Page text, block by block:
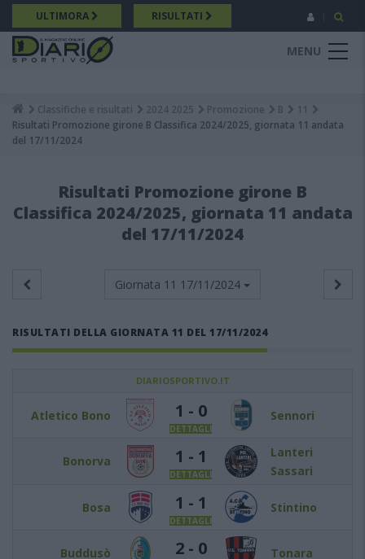
Salta
al
contenuto
principale
ULTIMORA RISULTATI
MENU
Breadcrumb
Classifiche e risultati 2024 2025 Promozione B
11
Risultati Promozione girone B Classifica 2024/2025, giornata 11 andata
del 17/11/2024
Risultati Promozione girone B
Classifica 2024/2025, giornata 11 andata
del 17/11/2024
Giornata 11 17/11/2024
RISULTATI DELLA GIORNATA 11 DEL 17/11/2024
DIARIOSPORTIVO.IT
Atletico Bono 1 - 0
DETTAGLI
Sennori
Bonorva 1 - 1
DETTAGLI
Lanteri
Sassari
Bosa 1 - 1
DETTAGLI
Stintino
Buddusò 2 - 0 Tonara